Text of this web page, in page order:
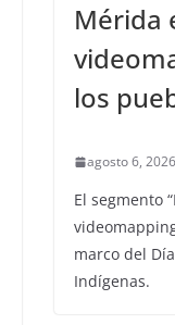
Mérida
los
agosto 6, 2026
El segmento
marco del
Indígenas.